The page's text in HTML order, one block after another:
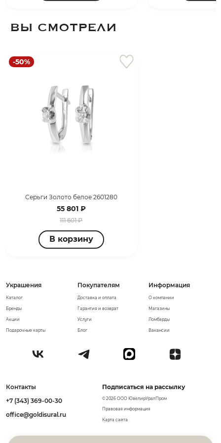
ВЫ СМОТРЕЛИ
-50%
Серьги Золото белое 2601280
55 801 ₽
111 601 ₽
В корзину
Информация
О компании
Магазины
Ломбарды
Вакансии
Украшения
Каталог
Бренды
Акции
Подарочные карты
Покупателям
Доставка и оплата
Гарантия и возврат
Услуги
Блог
Контакты
+7 (343) 369-00-30
office@goldisural.ru
Подписаться на рассылку
© 2026 ООО ЮвелирУралПром
Правовая информация
Карта сайта